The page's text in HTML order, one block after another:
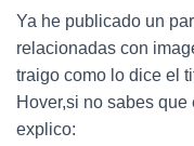
Ya he publicado un
relacionadas con
traigo como lo dice el
Hover,si no sabes
explico: